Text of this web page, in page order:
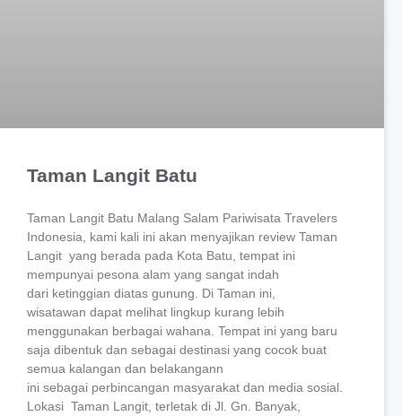
Taman Langit Batu
Taman Langit Batu Malang Salam Pariwisata Travelers
Indonesia, kami kali ini akan menyajikan review Taman
Langit yang berada pada Kota Batu, tempat ini
mempunyai pesona alam yang sangat indah
dari ketinggian diatas gunung. Di Taman ini,
wisatawan dapat melihat lingkup kurang lebih
menggunakan berbagai wahana. Tempat ini yang baru
saja dibentuk dan sebagai destinasi yang cocok buat
semua kalangan dan belakangann
ini sebagai perbincangan masyarakat dan media sosial.
Lokasi Taman Langit, terletak di Jl. Gn. Banyak,